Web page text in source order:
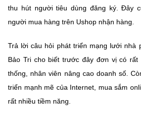
thu hút người tiêu dùng đăng ký. Đây
người mua hàng trên Ushop nhận hàng.
Trả lời câu hỏi phát triển mạng lưới nhà
Bảo Tri cho biết trước đây đơn vị có rất
thống, nhân viên nâng cao doanh số.
triển mạnh mẽ của Internet, mua sắm
rất nhiều tiềm năng.